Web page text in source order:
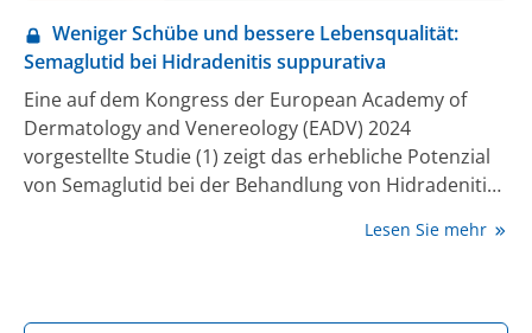
Weniger Schübe und bessere Lebensqualität:
Semaglutid bei Hidradenitis suppurativa
Eine auf dem Kongress der European Academy of
Dermatology and Venereology (EADV) 2024
vorgestellte Studie (1) zeigt das erhebliche Potenzial
von Semaglutid bei der Behandlung von Hidradenitis
Hauterkrankung bei Menschen mit Adipositas.
Lesen Sie mehr